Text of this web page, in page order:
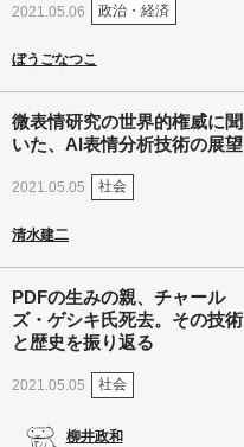
2021.05.06 政治・経済
ぼうごなつこ
微表情研究の世界的権威に聞
いた、AI表情分析技術の展望
2021.05.05 社会
清水建二
PDFの生みの親、チャール
ズ・ゲシキ氏死去。その技術
と歴史を振り返る
2021.05.05 社会
柳井政和